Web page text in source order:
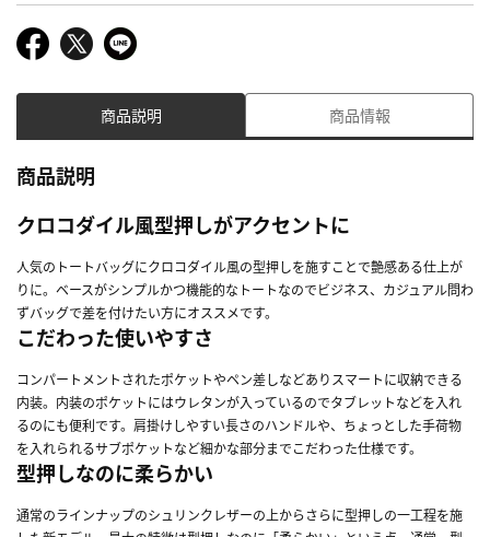
商品説明 商品情報
商品説明
クロコダイル風型押しがアクセントに
人気のトートバッグにクロコダイル風の型押しを施すことで艶感ある仕上が
りに。ベースがシンプルかつ機能的なトートなのでビジネス、カジュアル問わ
ずバッグで差を付けたい方にオススメです。
こだわった使いやすさ
コンパートメントされたポケットやペン差しなどありスマートに収納できる
内装。内装のポケットにはウレタンが入っているのでタブレットなどを入れ
るのにも便利です。肩掛けしやすい長さのハンドルや、ちょっとした手荷物
を入れられるサブポケットなど細かな部分までこだわった仕様です。
型押しなのに柔らかい
通常のラインナップのシュリンクレザーの上からさらに型押しの一工程を施